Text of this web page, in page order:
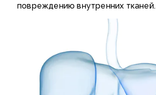
повреждению внутренних тканей.